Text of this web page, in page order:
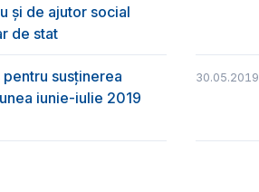
și de ajutor social
de stat
susţinerea
iunie-iulie 2019
30.05.2019